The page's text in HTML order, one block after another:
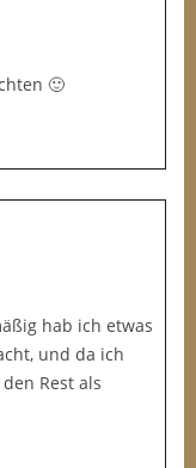
🙂
hab ich etwas
und da ich
Rest als